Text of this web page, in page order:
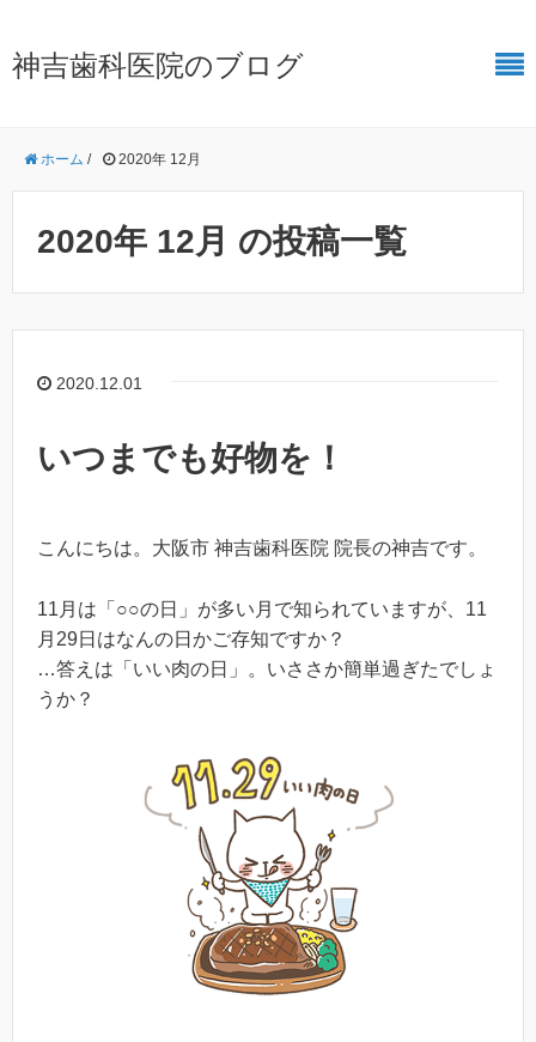
神吉歯科医院のブログ
ホーム / 2020年 12月
2020年 12月 の投稿一覧
2020.12.01
いつまでも好物を！
こんにちは。大阪市 神吉歯科医院 院長の神吉です。
11月は「○○の日」が多い月で知られていますが、11
月29日はなんの日かご存知ですか？
…答えは「いい肉の日」。いささか簡単過ぎたでしょ
うか？